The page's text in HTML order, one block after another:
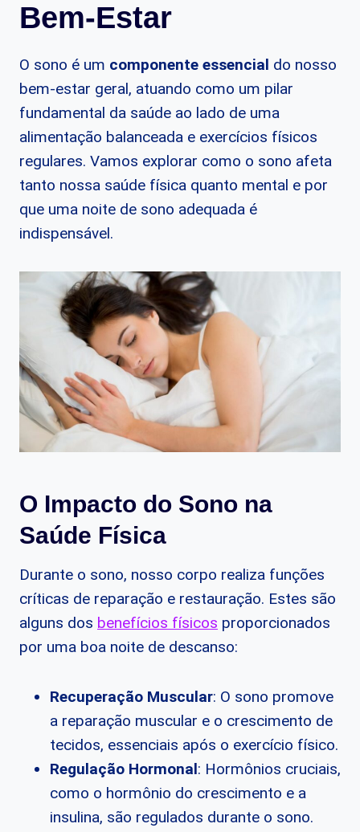
Bem-Estar
O sono é um componente essencial do nosso
bem-estar geral, atuando como um pilar
fundamental da saúde ao lado de uma
alimentação balanceada e exercícios físicos
regulares. Vamos explorar como o sono afeta
tanto nossa saúde física quanto mental e por
que uma noite de sono adequada é
indispensável.
O Impacto do Sono na
Saúde Física
Durante o sono, nosso corpo realiza funções
críticas de reparação e restauração. Estes são
alguns dos benefícios físicos proporcionados
por uma boa noite de descanso:
Recuperação Muscular: O sono promove
a reparação muscular e o crescimento de
tecidos, essenciais após o exercício físico.
Regulação Hormonal: Hormônios cruciais,
como o hormônio do crescimento e a
insulina, são regulados durante o sono.